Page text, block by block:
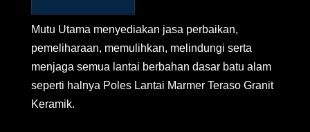
Mutu Utama menyediakan jasa perbaikan,
pemeliharaan, memulihkan, melindungi serta
menjaga semua lantai berbahan dasar batu alam
seperti halnya Poles Lantai Marmer Teraso Granit
Keramik.